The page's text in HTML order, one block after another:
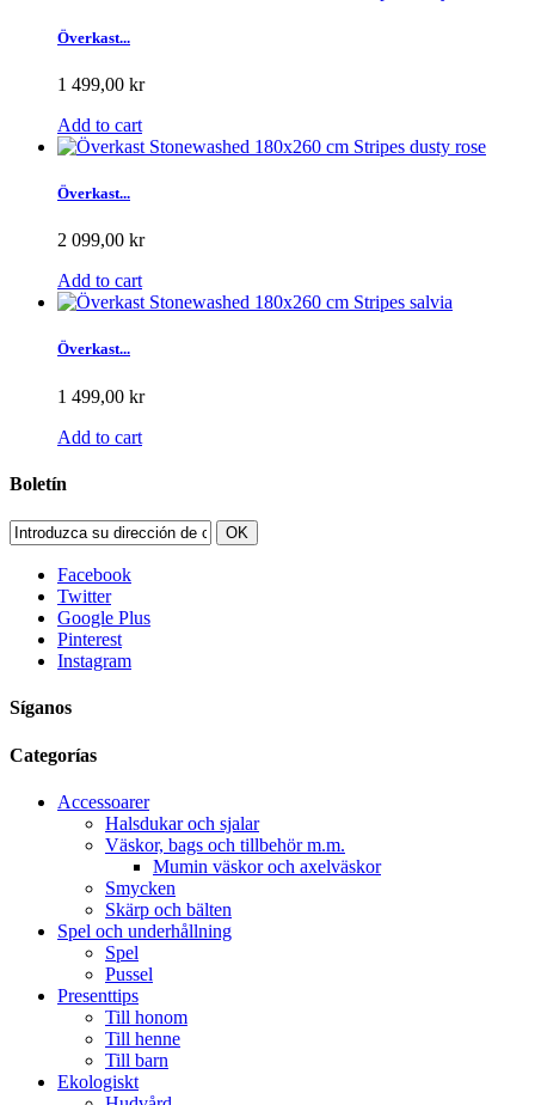
Överkast...
1 499,00 kr
Add to cart
Överkast...
2 099,00 kr
Add to cart
Överkast...
1 499,00 kr
Add to cart
Boletín
OK
Facebook
Twitter
Google Plus
Pinterest
Instagram
Síganos
Categorías
Accessoarer
Halsdukar och sjalar
Väskor, bags och tillbehör m.m.
Mumin väskor och axelväskor
Smycken
Skärp och bälten
Spel och underhållning
Spel
Pussel
Presenttips
Till honom
Till henne
Till barn
Ekologiskt